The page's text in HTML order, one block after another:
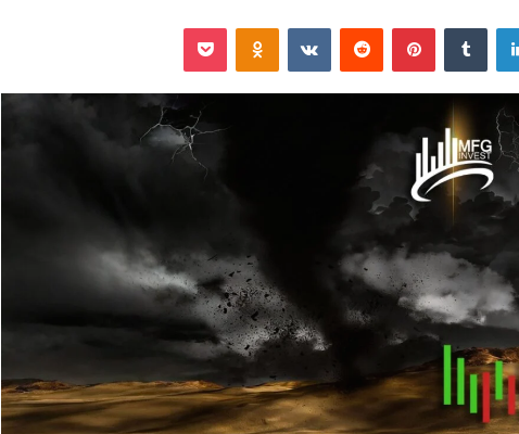
لينكدإن ‏Tumblr بينتيريست ‏Reddit
‏VKontakte
Odnoklassniki
‫Pocket